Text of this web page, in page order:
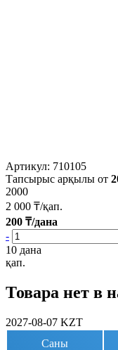
Артикул: 710105
Тапсырыс арқылы от
2000
2 000 ₸/қап.
200 ₸/дана
-
10 дана
қап.
Товара нет в
2027-08-07 KZT
Саны